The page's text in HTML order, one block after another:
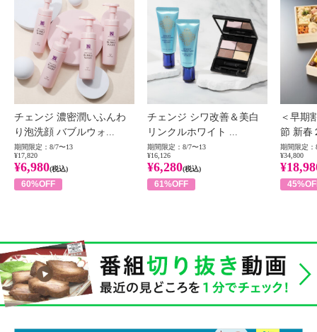
チェンジ 濃密潤いふんわ
り泡洗顔 バブルウォ...
期間限定：8/7〜13
¥17,820
¥6,980(税込)
60%OFF
チェンジ シワ改善＆美白
リンクルホワイト ...
期間限定：8/7〜13
¥16,126
¥6,280(税込)
61%OFF
＜早期
節 新春
期間限定：
¥34,800